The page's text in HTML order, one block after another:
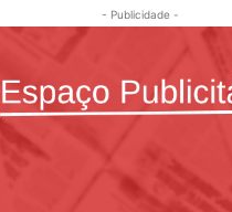
- Publicidade -